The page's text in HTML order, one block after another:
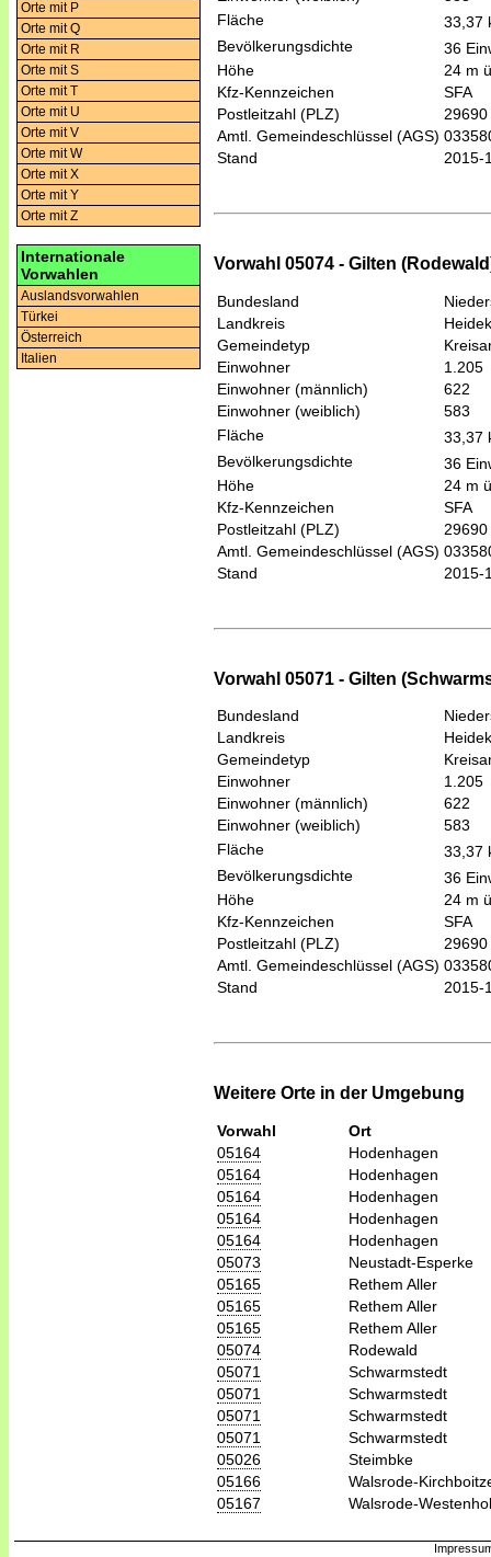
Orte mit P
Orte mit Q
Orte mit R
Orte mit S
Orte mit T
Orte mit U
Orte mit V
Orte mit W
Orte mit X
Orte mit Y
Orte mit Z
Internationale
Vorwahlen
Auslandsvorwahlen
Türkei
Österreich
Italien
Fläche
33,37
Bevölkerungsdichte
36
Höhe
24 m
Kfz-Kennzeichen
SFA
Postleitzahl (PLZ)
29690
Amtl. Gemeindeschlüssel (AGS)
Stand
2015-
Vorwahl 05074 - Gilten
Bundesland
Landkreis
Gemeindetyp
Einwohner
1.205
Einwohner (männlich)
622
Einwohner (weiblich)
583
Fläche
33,37
Bevölkerungsdichte
36
Höhe
24 m
Kfz-Kennzeichen
SFA
Postleitzahl (PLZ)
29690
Amtl. Gemeindeschlüssel (AGS)
Stand
2015-
Vorwahl 05071 - Gilten
Bundesland
Landkreis
Gemeindetyp
Einwohner
1.205
Einwohner (männlich)
622
Einwohner (weiblich)
583
Fläche
33,37
Bevölkerungsdichte
36
Höhe
24 m
Kfz-Kennzeichen
SFA
Postleitzahl (PLZ)
29690
Amtl. Gemeindeschlüssel (AGS)
Stand
2015-
Weitere Orte in der Umgebung
Vorwahl
Ort
05164
Hodenhagen
05164
Hodenhagen
05164
Hodenhagen
05164
Hodenhagen
05164
Hodenhagen
05073
Neustadt-Esperke
05165
Rethem Aller
05165
Rethem Aller
05165
Rethem Aller
05074
Rodewald
05071
Schwarmstedt
05071
Schwarmstedt
05071
Schwarmstedt
05071
Schwarmstedt
05026
Steimbke
05166
Walsrode-
05167
Walsrode-